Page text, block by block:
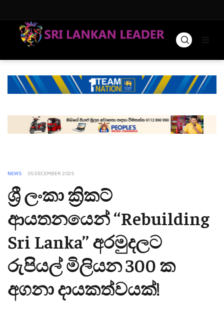
NEWS 05 DECEMBER 2025
ශ්‍රී ලංකා ක්‍රිකට්
ආයතනයෙන් ‘‘Rebuilding
Sri Lanka’’ අරමුදලට
රුපියල් මිලියන 300 ක
අගනා දායකත්වයක්!